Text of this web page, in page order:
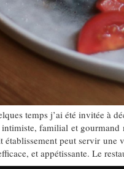
temps j’ai été invitée à
familial et
établissement peut servir
et appétissante. Le